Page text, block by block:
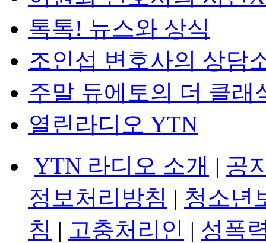
톡톡! 뉴스와 상식
조인섭 변호사의 상담
주말 듀에토의 더 클래
열린라디오 YTN
YTN 라디오 소개 | 공
정보처리방침 | 청소년
침 | 고충처리인 | 성폭